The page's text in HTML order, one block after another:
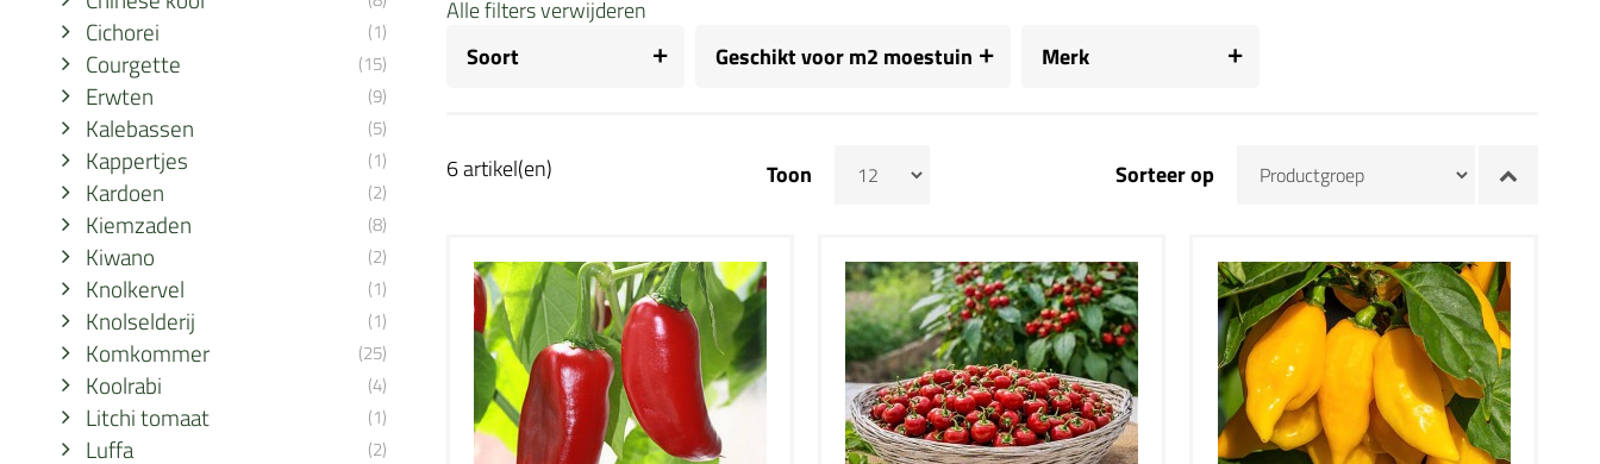
Cichorei (1)
Courgette (15)
Erwten (9)
Kalebassen (5)
Kappertjes (1)
Kardoen (2)
Kiemzaden (8)
Kiwano (2)
Knolkervel (1)
Knolselderij (1)
Komkommer (25)
Koolrabi (4)
Litchi tomaat (1)
Luffa (2)
Alle filters verwijderen
Soort
Geschikt voor m2 moestuin Merk
6 artikel(en) Toon Sorteer op